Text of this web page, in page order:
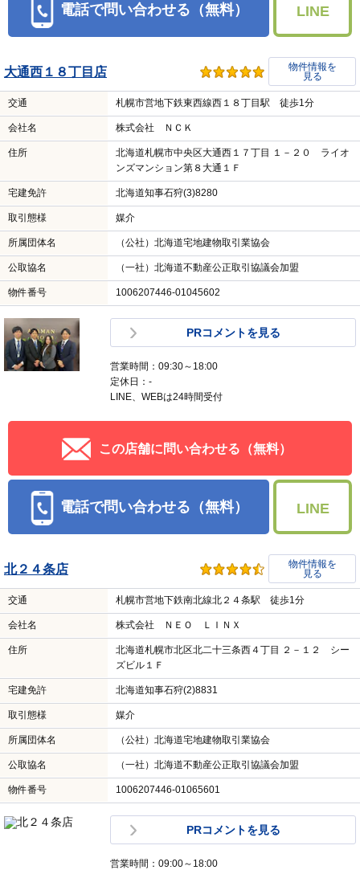
電話で問い合わせる（無料） LINE
大通西１８丁目店
物件情報を
見る
交通 札幌市営地下鉄東西線西１８丁目駅 徒歩1分
会社名 株式会社 ＮＣＫ
住所
北海道札幌市中央区大通西１７丁目 １－２０ ライオ
ンズマンション第８大通１Ｆ
宅建免許 北海道知事石狩(3)8280
取引態様 媒介
所属団体名 （公社）北海道宅地建物取引業協会
公取協名 （一社）北海道不動産公正取引協議会加盟
物件番号 1006207446-01045602
PRコメントを見る
営業時間：09:30～18:00
定休日：-
LINE、WEBは24時間受付
この店舗に問い合わせる（無料）
電話で問い合わせる（無料） LINE
北２４条店
物件情報を
見る
交通 札幌市営地下鉄南北線北２４条駅 徒歩1分
会社名 株式会社 ＮＥＯ ＬＩＮＸ
住所
北海道札幌市北区北二十三条西４丁目 ２－１２ シー
ズビル１Ｆ
宅建免許 北海道知事石狩(2)8831
取引態様 媒介
所属団体名 （公社）北海道宅地建物取引業協会
公取協名 （一社）北海道不動産公正取引協議会加盟
物件番号 1006207446-01065601
PRコメントを見る
営業時間：09:00～18:00